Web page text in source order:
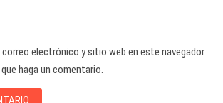
correo electrónico y sitio web en este navegador
haga un comentario.